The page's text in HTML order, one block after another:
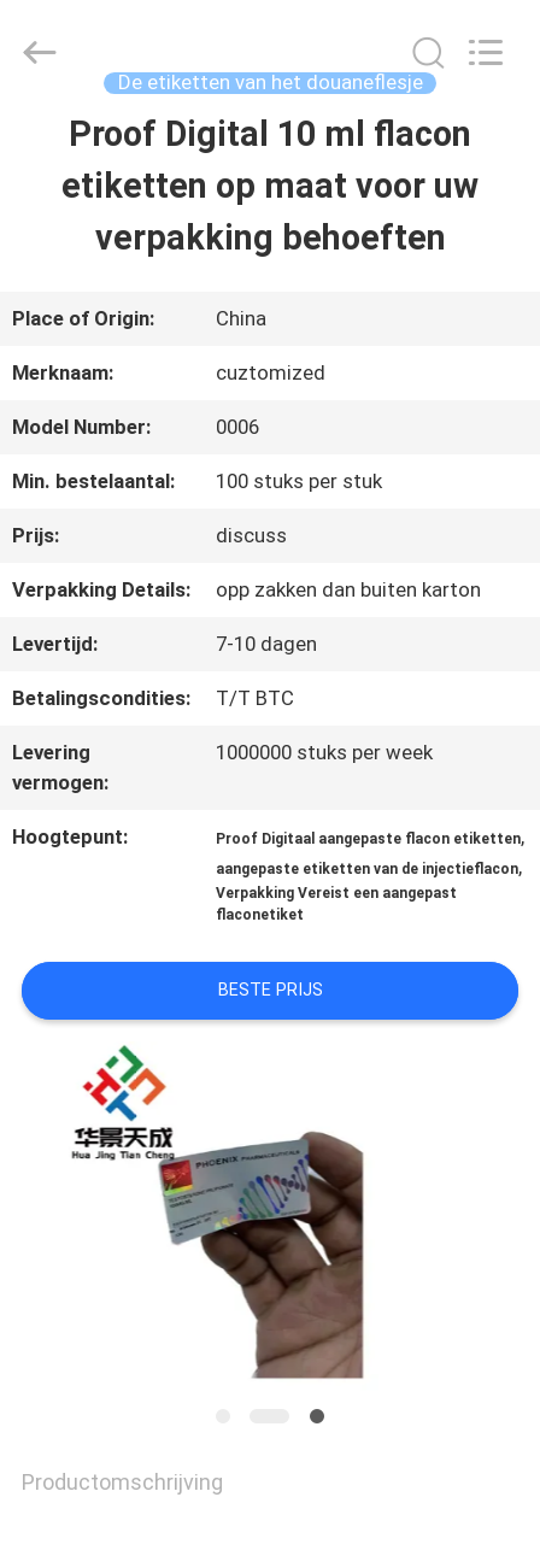
HUIS
PRODUCTEN
ONGEVEER
ONS
KWALITEITSCONTROLE
NIEUWS
GEVALLEN
PRIVACY
POLICY
(Xiamen)
De etiketten van het douaneflesje
Proof Digital 10 ml flacon
etiketten op maat voor uw
verpakking behoeften
Place of Origin: China
Merknaam: cuztomized
Model Number: 0006
Min. bestelaantal: 100 stuks per stuk
Prijs: discuss
Verpakking Details: opp zakken dan buiten karton
Levertijd: 7-10 dagen
Betalingscondities: T/T BTC
Levering
vermogen:
1000000 stuks per week
Hoogtepunt: Proof Digitaal aangepaste flacon etiketten,
aangepaste etiketten van de injectieflacon,
Verpakking Vereist een aangepast
flaconetiket
BESTE PRIJS
Productomschrijving